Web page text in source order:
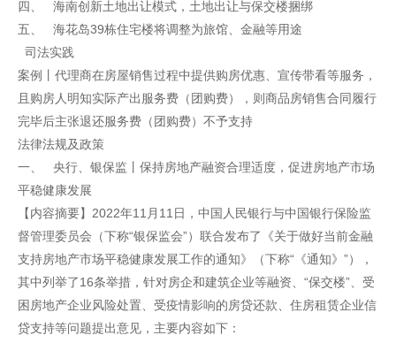
四、 海南创新土地出让模式，土地出让与保交楼捆绑
五、 海花岛39栋住宅楼将调整为旅馆、金融等用途
司法实践
案例丨代理商在房屋销售过程中提供购房优惠、宣传带看等服务，
且购房人明知实际产出服务费（团购费），则商品房销售合同履行
完毕后主张退还服务费（团购费）不予支持
法律法规及政策
一、 央行、银保监丨保持房地产融资合理适度，促进房地产市场
平稳健康发展
【内容摘要】2022年11月11日，中国人民银行与中国银行保险监
督管理委员会（下称“银保监会”）联合发布了《关于做好当前金融
支持房地产市场平稳健康发展工作的通知》（下称“《通知》”），
其中列举了16条举措，针对房企和建筑企业等融资、“保交楼”、受
困房地产企业风险处置、受疫情影响的房贷还款、住房租赁企业信
贷支持等问题提出意见，主要内容如下：